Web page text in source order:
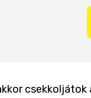
csekkoljátok